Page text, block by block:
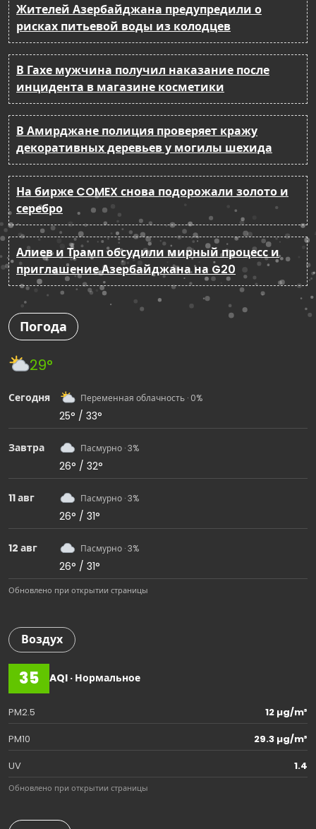
Жителей Азербайджана предупредили о
рисках питьевой воды из колодцев
В Гахе мужчина получил наказание после
инцидента в магазине косметики
В Амирджане полиция проверяет кражу
декоративных деревьев у могилы шехида
На бирже COMEX снова подорожали золото и
серебро
Алиев и Трамп обсудили мирный процесс и
приглашение Азербайджана на G20
Погода
29°
Сегодня Переменная облачность · 0%
25° / 33°
Завтра Пасмурно · 3%
26° / 32°
11 авг Пасмурно · 3%
26° / 31°
12 авг Пасмурно · 3%
26° / 31°
Обновлено при открытии страницы
Воздух
35 AQI · Нормальное
PM2.5
12 µg/m³
PM10
29.3 µg/m³
UV
1.4
Обновлено при открытии страницы